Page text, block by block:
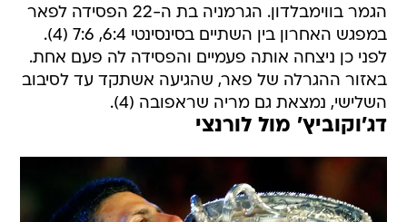
הגמר בווימבלדון. הגרמניה בת ה-22 הפסידה לפאר
במפגש האחרון בין השתיים בסינסינטי 6:4, 7:6 (4).
לפני כן ניצחה אותה פעמיים והפסידה לה פעם אחת.
באזור ההגרלה של פאר, שהגיעה אשתקד עד לסיבוב
השלישי, נמצאת גם מריה שראפובה (4).
דג'וקוביץ' מול לורנצי